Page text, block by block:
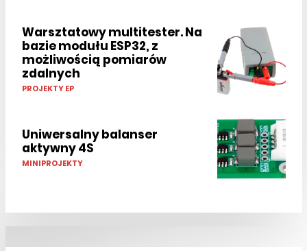
Warsztatowy multitester. Na
bazie modułu ESP32, z
możliwością pomiarów
zdalnych
PROJEKTY EP
Uniwersalny balanser
aktywny 4S
MINIPROJEKTY